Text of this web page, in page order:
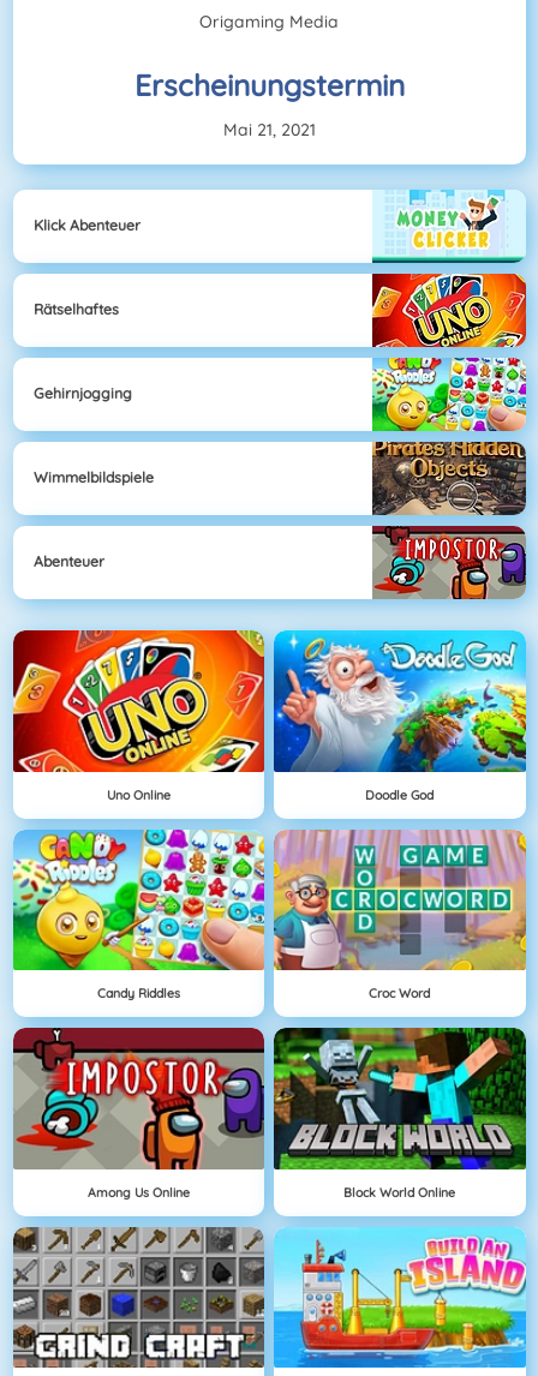
Origaming Media
Erscheinungstermin
Mai 21, 2021
Klick Abenteuer
Rätselhaftes
Gehirnjogging
Wimmelbildspiele
Abenteuer
Uno Online Doodle God
Candy Riddles Croc Word
Among Us Online Block World Online